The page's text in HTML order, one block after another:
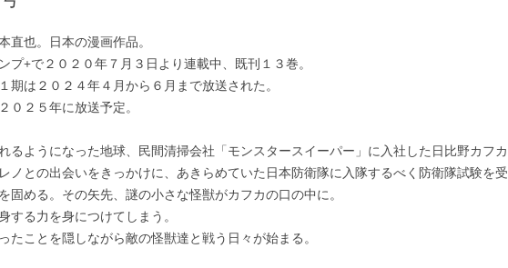
直也。日本の漫画作品。
プ+で２０２０年７月３日より連載中、既刊１３巻。
期は２０２４年４月から６月まで放送された。
０２５年に放送予定。
るようになった地球、民間清掃会社「モンスタースイーパー」に入社した日比野カフカ
ノとの出会いをきっかけに、あきらめていた日本防衛隊に入隊するべく防衛隊試験を受
固める。その矢先、謎の小さな怪獣がカフカの口の中に。
する力を身につけてしまう。
たことを隠しながら敵の怪獣達と戦う日々が始まる。